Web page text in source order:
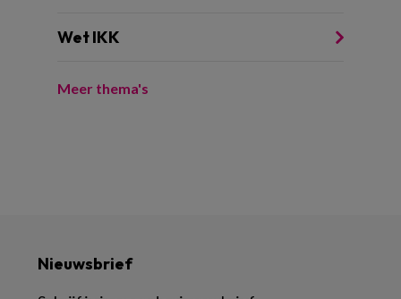
Wet IKK
Meer thema's
Nieuwsbrief